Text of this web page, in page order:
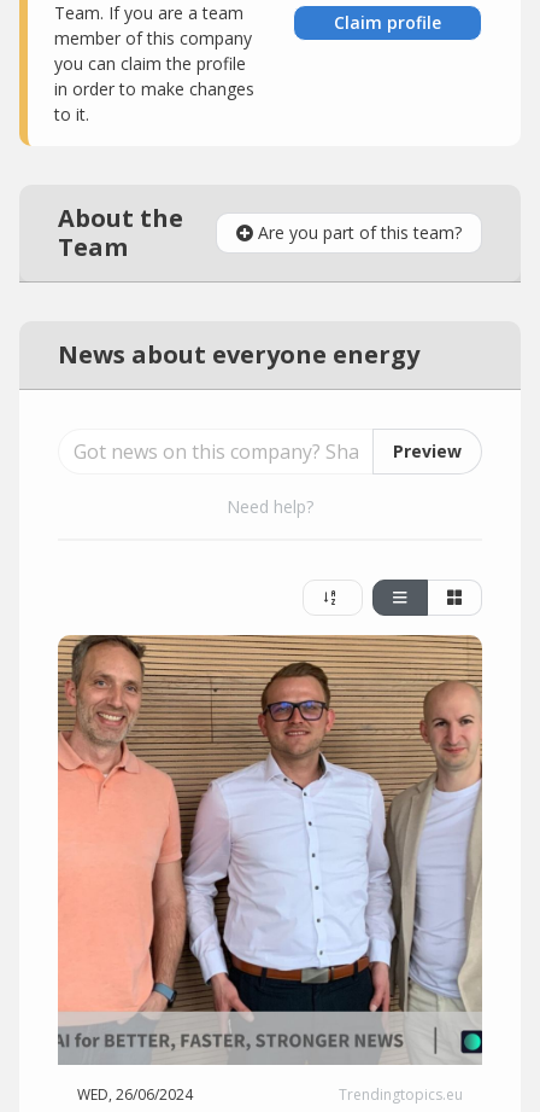
Team. If you are a team
member of this company
you can claim the profile
in order to make changes
to it.
Claim profile
About the
Team
Are you part of this team?
News about everyone energy
Preview
Need help?
WED, 26/06/2024 Trendingtopics.eu